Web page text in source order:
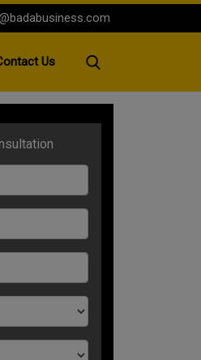
Us